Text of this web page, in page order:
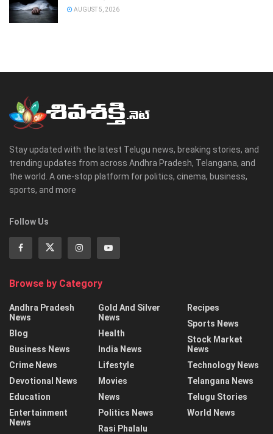
AUGUST 5, 2026
Stay updated with the latest Telugu news, breaking stories, and
trending updates from across Andhra Pradesh, Telangana, and
the world. A one-stop platform for politics, cinema, business,
sports, and more
Follow Us
Browse by Category
Andhra Pradesh
News
Blog
Business News
Crime News
Devotional News
Education
Entertainment
News
Gold And Silver
News
Health
India News
Lifestyle
Movies
News
Politics News
Rasi Phalalu
Recipes
Sports News
Stock Market
News
Technology News
Telangana News
Telugu Stories
World News